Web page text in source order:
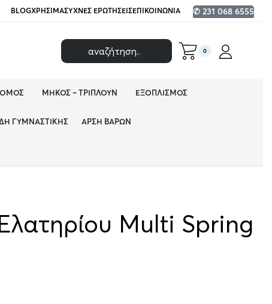
BLOGΧΡΉΣΙΜΑΣΥΧΝΈΣ ΕΡΩΤΉΣΕΙΣΕΠΙΚΟΙΝΩΝΊΑ ✆ 231 068 6555
0
ΜΉΚΟΣ – ΤΡΙΠΛΟΎΝ ΕΞΟΠΛΙΣΜΌΣ
ΓΥΜΝΑΣΤΙΚΉΣ ΆΡΣΗ ΒΑΡΏΝ
Eλατηρίου Multi Spring